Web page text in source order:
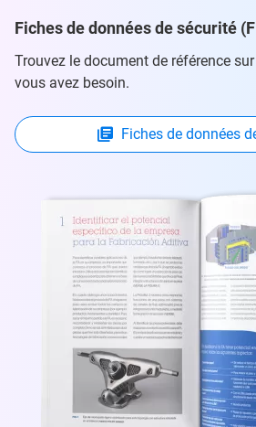
Fiches de données de sécurité
Trouvez le document de référence
vous avez besoin.
Fiches de données